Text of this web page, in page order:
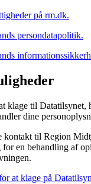
på rm.dk.
persondatapolitik.
klage til Datatilsynet,
dine
kontakt til Region
en behandling af
at klage på